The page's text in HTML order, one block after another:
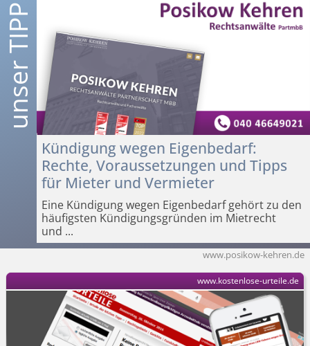
Kündigung wegen Eigenbedarf:
Rechte, Voraussetzungen und Tipps
für Mieter und Vermieter
Eine Kündigung wegen Eigenbedarf gehört zu den
häufigsten Kündigungsgründen im Mietrecht
und ...
www.posikow-kehren.de
www.kostenlose-urteile.de